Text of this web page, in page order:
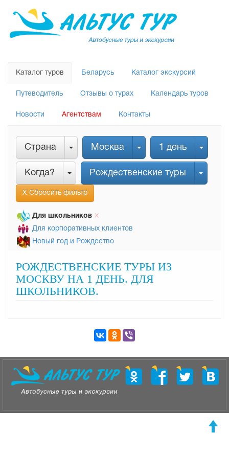
Каталог туров Беларусь Каталог экскурсий
Путеводитель Отзывы о турах Календарь туров
Новости Агентствам Контакты
Страна Москва 1 день
Когда? Рождественские туры
Х Сбросить фильтр
Для школьников Х
Для корпоративных клиентов
Новый год и Рождество
РОЖДЕСТВЕНСКИЕ ТУРЫ ИЗ
МОСКВУ НА 1 ДЕНЬ. ДЛЯ
ШКОЛЬНИКОВ.